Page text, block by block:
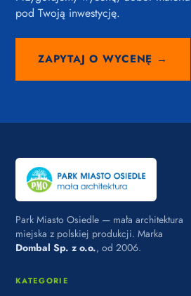
pod Twoją inwestycję.
ZAPYTAJ O WYCENĘ →
Park Miasto Osiedle — mała architektura
miejska z polskiej produkcji. Marka
Dombal Sp. z o.o., od 2006.
KATEGORIE